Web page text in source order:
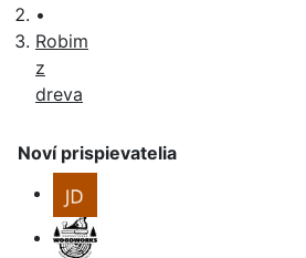
Noví prispievatelia
•
Robim
z
dreva